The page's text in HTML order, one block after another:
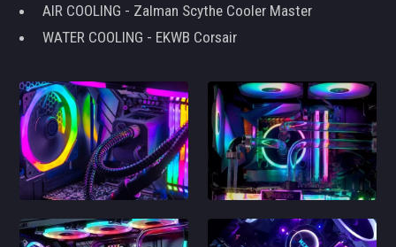
AIR COOLING - Zalman Scythe Cooler Master
WATER COOLING - EKWB Corsair